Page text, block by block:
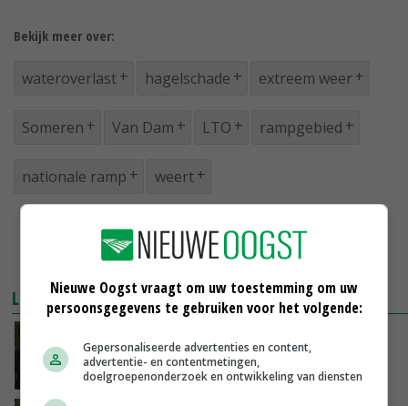
Bekijk meer over:
wateroverlast hagelschade extreem weer
Someren Van Dam LTO rampgebied
nationale ramp weert
LEES OOK
LTO ziet zuidoosten als rampgebied (video)
30-06-2016
Nieuwe Oogst vraagt om uw toestemming om uw
persoonsgegevens te gebruiken voor het volgende:
Gepersonaliseerde advertenties en content,
advertentie- en contentmetingen,
doelgroepenonderzoek en ontwikkeling van diensten